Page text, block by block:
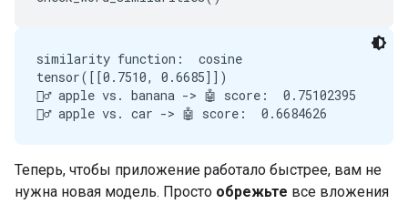
similarity function:  cosine
tensor([[0.7510, 0.6685]])
🙋‍♂️ apple vs. banana -> 🤖 score:  0.75102395
Теперь, чтобы приложение работало быстрее, вам не
нужна новая модель. Просто обрежьте все вложения